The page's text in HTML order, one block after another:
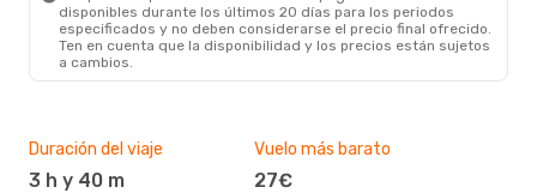
disponibles durante los últimos 20 días para los periodos
especificados y no deben considerarse el precio final ofrecido.
Ten en cuenta que la disponibilidad y los precios están sujetos
a cambios.
Duración del viaje
3 h y 40 m
Vuelo más barato
27€